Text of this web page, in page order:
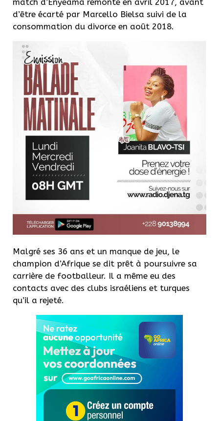
match d’Enyeama remonte en avril 2017, avant
d’être écarté par Marcello Bielsa suivi de la
consommation du divorce en août 2018.
Malgré ses 36 ans et un manque de jeu, le
champion d’Afrique se dit prêt à poursuivre sa
carrière de footballeur. Il a même eu des
contacts avec des clubs israéliens et turques
qu’il a rejeté.